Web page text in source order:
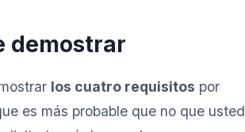
demostrar
los cuatro requisitos por
es más probable que no que usted